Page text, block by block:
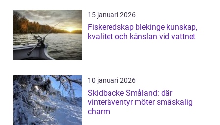
15 januari 2026
Fiskeredskap blekinge kunskap,
kvalitet och känslan vid vattnet
10 januari 2026
Skidbacke Småland: där
vinteräventyr möter småskalig
charm